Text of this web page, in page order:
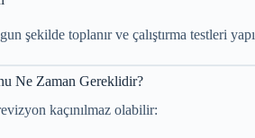
şekilde toplanır ve çalıştırma testleri
Ne Zaman Gereklidir?
kaçınılmaz olabilir: